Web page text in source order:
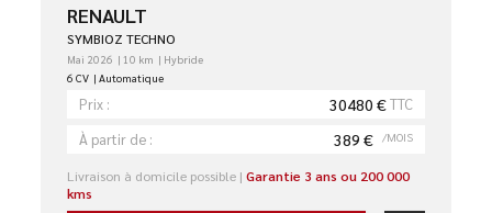
RENAULT
SYMBIOZ TECHNO
Mai 2026 10 km
Hybride
6 CV
Automatique
Prix : 30480 €TTC
À partir de :
389 € /MOIS
Livraison à domicile possible |Garantie 3 ans ou 200 000
kms